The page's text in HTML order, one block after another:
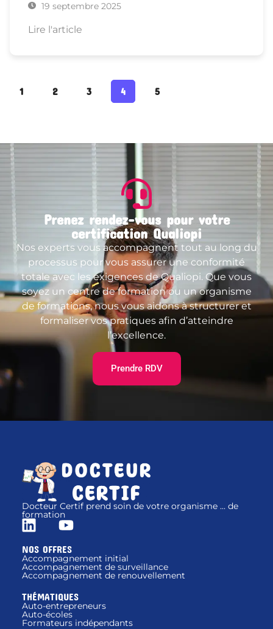
19 septembre 2025
Lire l'article
1 2 3 4 5
Prenez rendez-vous pour votre
certification Qualiopi
Nos experts vous accompagnent tout au long du
processus pour vous assurer une conformité
totale avec les exigences de Qualiopi. Que vous
soyez un centre de formation ou un organisme
de formations, nous vous aidons à structurer et
formaliser vos pratiques afin d’atteindre
l’excellence.
Prendre RDV
Docteur Certif prend soin de votre organisme ... de
formation
NOS OFFRES
Accompagnement initial
Accompagnement de surveillance
Accompagnement de renouvellement
THÉMATIQUES
Auto-entrepreneurs
Auto-écoles
Formateurs indépendants